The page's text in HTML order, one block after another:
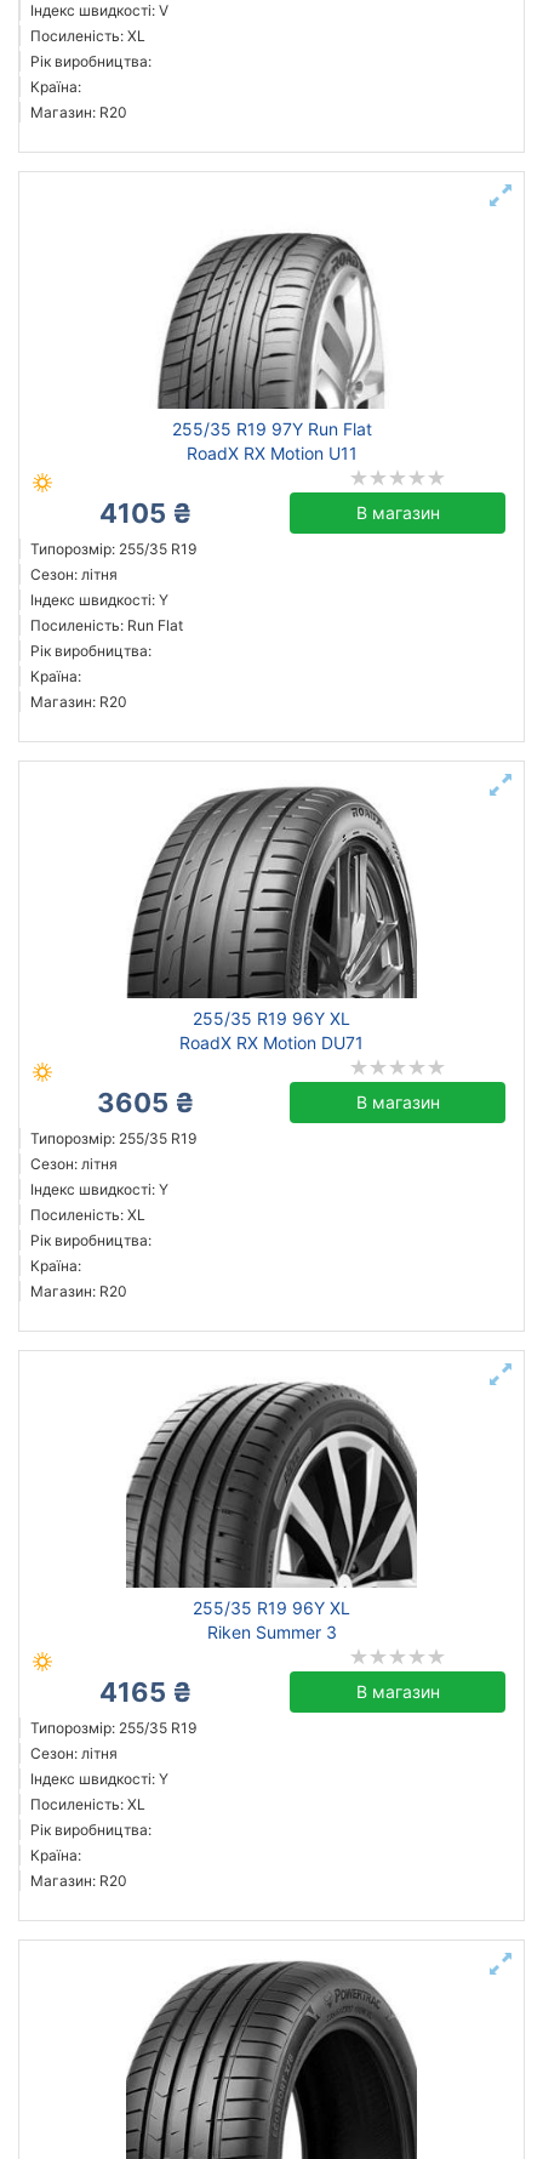
Індекс швидкості: V
Посиленість: XL
Рік виробництва:
Країна:
Магазин: R20
255/35 R19 97Y Run Flat
RoadX RX Motion U11
4105 ₴ В магазин
Типорозмір: 255/35 R19
Сезон: літня
Індекс швидкості: Y
Посиленість: Run Flat
Рік виробництва:
Країна:
Магазин: R20
255/35 R19 96Y XL
RoadX RX Motion DU71
3605 ₴ В магазин
Типорозмір: 255/35 R19
Сезон: літня
Індекс швидкості: Y
Посиленість: XL
Рік виробництва:
Країна:
Магазин: R20
255/35 R19 96Y XL
Riken Summer 3
4165 ₴ В магазин
Типорозмір: 255/35 R19
Сезон: літня
Індекс швидкості: Y
Посиленість: XL
Рік виробництва:
Країна:
Магазин: R20